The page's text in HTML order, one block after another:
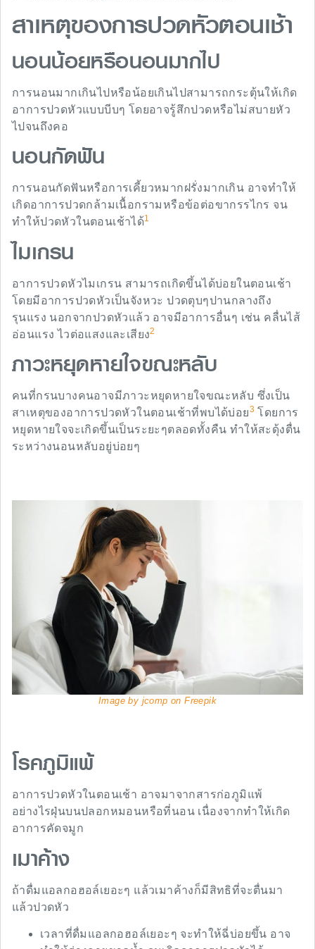
สาเหตุของการปวดหัวตอนเช้า
นอนน้อยหรือนอนมากไป
การนอนมากเกินไปหรือน้อยเกินไปสามารถกระตุ้นให้เกิด
อาการปวดหัวแบบบีบๆ โดยอาจรู้สึกปวดหรือไม่สบายหัว
ไปจนถึงคอ
นอนกัดฟัน
การนอนกัดฟันหรือการเคี้ยวหมากฝรั่งมากเกิน อาจทำให้
เกิดอาการปวดกล้ามเนื้อกรามหรือข้อต่อขากรรไกร จน
ทำให้ปวดหัวในตอนเช้าได้1
ไมเกรน
อาการปวดหัวไมเกรน สามารถเกิดขึ้นได้บ่อยในตอนเช้า
โดยมีอาการปวดหัวเป็นจังหวะ ปวดตุบๆปานกลางถึง
รุนแรง นอกจากปวดหัวแล้ว อาจมีอาการอื่นๆ เช่น คลื่นไส้
อ่อนแรง ไวต่อแสงและเสียง2
ภาวะหยุดหายใจขณะหลับ
คนที่กรนบางคนอาจมีภาวะหยุดหายใจขณะหลับ ซึ่งเป็น
สาเหตุของอาการปวดหัวในตอนเช้าที่พบได้บ่อย3 โดยการ
หยุดหายใจจะเกิดขึ้นเป็นระยะๆตลอดทั้งคืน ทำให้สะดุ้งตื่น
ระหว่างนอนหลับอยู่บ่อยๆ
Image by jcomp on Freepik
โรคภูมิแพ้
อาการปวดหัวในตอนเช้า อาจมาจากสารก่อภูมิแพ้
อย่างไรฝุ่นบนปลอกหมอนหรือที่นอน เนื่องจากทำให้เกิด
อาการคัดจมูก
เมาค้าง
ถ้าดื่มแอลกอฮอล์เยอะๆ แล้วเมาค้างก็มีสิทธิที่จะตื่นมา
แล้วปวดหัว
เวลาที่ดื่มแอลกอฮอล์เยอะๆ จะทำให้ฉี่บ่อยขึ้น อาจ